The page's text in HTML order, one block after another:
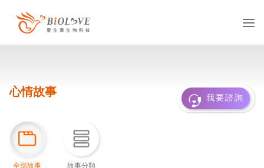
凍卵
國際醫療
凍精
心情故事 我要諮詢
全部故事 故事分類